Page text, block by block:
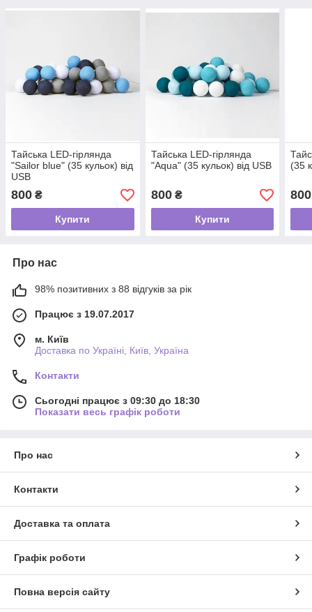
Тайська LED-гірлянда
"Sailor blue" (35 кульок) від
USB
800 ₴
Купити
Тайська LED-гірлянда
"Aqua" (35 кульок) від USB
800₴
Купити
(35
800
Про нас
98% позитивних з 88 відгуків за рік
Працює з 19.07.2017
м. Київ
Доставка по Україні, Київ, Україна
Контакти
Сьогодні працює з 09:30 до 18:30
Показати весь графік роботи
Про нас
Контакти
Доставка та оплата
Графік роботи
Повна версія сайту